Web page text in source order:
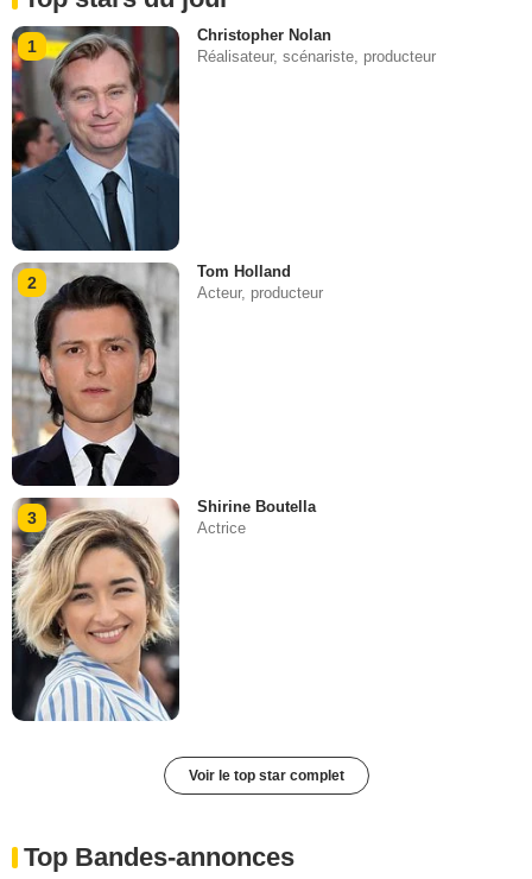
1
Christopher Nolan
Réalisateur, scénariste, producteur
2
Tom Holland
Acteur, producteur
3
Shirine Boutella
Actrice
Voir le top star complet
Top Bandes-annonces